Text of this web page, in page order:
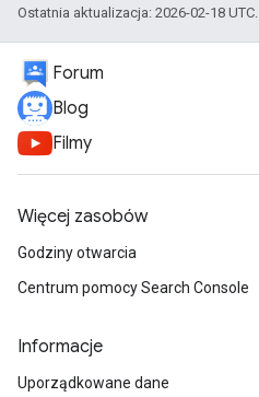
Ostatnia aktualizacja: 2026-02-18 UTC.
Forum
Blog
Filmy
Więcej zasobów
Godziny otwarcia
Centrum pomocy Search Console
Informacje
Uporządkowane dane